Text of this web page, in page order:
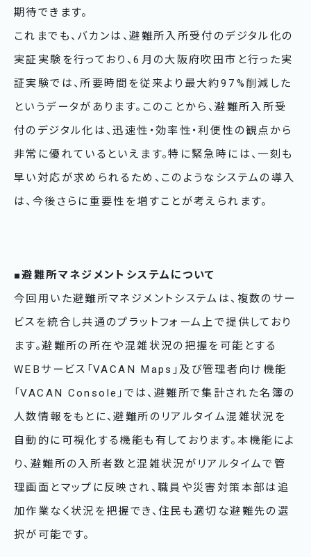
期待できます。
これまでも、バカンは、避難所入所受付のデジタル化の
実証実験を行っており、6月の大阪府吹田市と行った実
証実験では、所要時間を従来より最大約97%削減した
というデータがあります。このことから、避難所入所受
付のデジタル化は、迅速性・効率性・利便性の観点から
非常に優れているといえます。特に緊急時には、一刻も
早い対応が求められるため、このようなシステムの導入
は、今後さらに重要性を増すことが考えられます。
■避難所マネジメントシステムについて
今回用いた避難所マネジメントシステムは、複数のサー
ビスを統合し共通のプラットフォーム上で提供しており
ます。避難所の所在や混雑状況の把握を可能とする
WEBサービス「VACAN Maps」及び管理者向け機能
「VACAN Console」では、避難所で集計された名簿の
人数情報をもとに、避難所のリアルタイム混雑状況を
自動的に可視化する機能も有しております。本機能によ
り、避難所の入所者数と混雑状況がリアルタイムで管
理画面とマップに反映され、職員や災害対策本部は追
加作業なく状況を把握でき、住民も適切な避難先の選
択が可能です。